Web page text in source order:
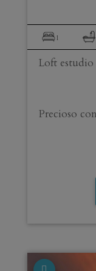
1
Loft
Precioso